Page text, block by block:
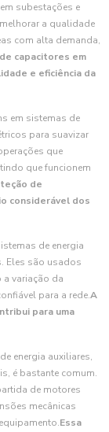
subestações e
a qualidade
com alta demanda,
capacitores em
e eficiência da
em sistemas de
para suavizar
que
que funcionem
de
considerável dos
de energia
Eles são usados
variação da
para a rede.A
para uma
energia auxiliares,
é bastante comum.
de motores
mecânicas
Essa